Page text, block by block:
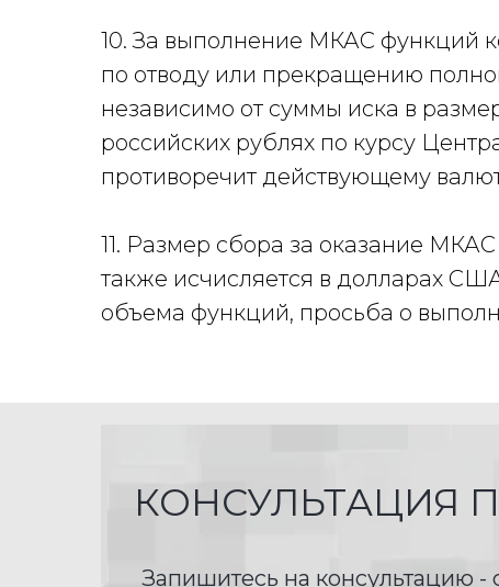
10. За выполнение МКАС функций
по отводу или прекращению
независимо от суммы иска в
российских рублях по курсу
противоречит действующему
11. Размер сбора за оказание
также исчисляется в долларах
объема функций, просьба о
КОНСУЛЬТАЦИЯ
Запишитесь на консультацию -